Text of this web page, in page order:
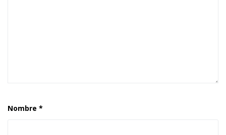
Nombre *